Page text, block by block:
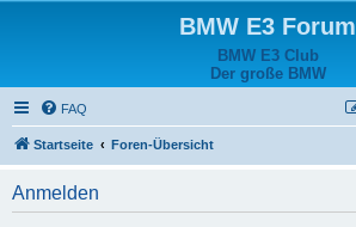
BMW E3 Forum
BMW E3 Club
Der große BMW
FAQ
Startseite Foren-Übersicht
Anmelden